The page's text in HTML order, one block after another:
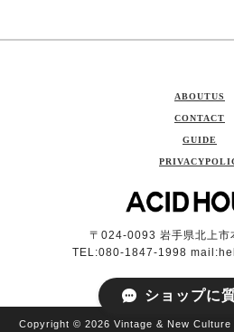
ABOUTUS
CONTACT
GUIDE
〒024-0093 岩手県北上市
TEL:080-1847-1998 mail:
Copyright © 2026 Vintage & New Culture
ショップに